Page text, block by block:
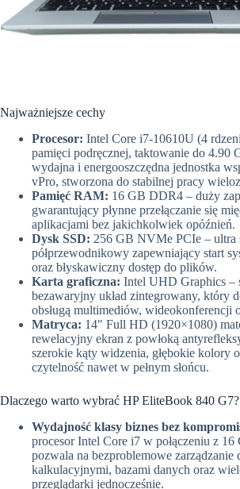
Najważniejsze cechy
Procesor: Intel Core i7-10610U (4
pamięci podręcznej, taktowanie do 4.90
wydajna i energooszczędna jednostka
vPro, stworzona do stabilnej pracy
Pamięć RAM: 16 GB DDR4 – duży
gwarantujący płynne przełączanie się
aplikacjami bez jakichkolwiek opóźnień.
Dysk SSD: 256 GB NVMe PCIe – ultra
półprzewodnikowy zapewniający start
oraz błyskawiczny dostęp do plików.
Karta graficzna: Intel UHD Graphics –
bezawaryjny układ zintegrowany, który
obsługą multimediów, wideokonferencji
Matryca: 14″ Full HD (1920×1080)
rewelacyjny ekran z powłoką
szerokie kąty widzenia, głębokie kolory
czytelność nawet w pełnym słońcu.
Dlaczego warto wybrać HP EliteBook 840 G7?
Wydajność klasy biznes bez
procesor Intel Core i7 w połączeniu z
pozwala na bezproblemowe zarządzanie
kalkulacyjnymi, bazami danych oraz
przeglądarki jednocześnie.